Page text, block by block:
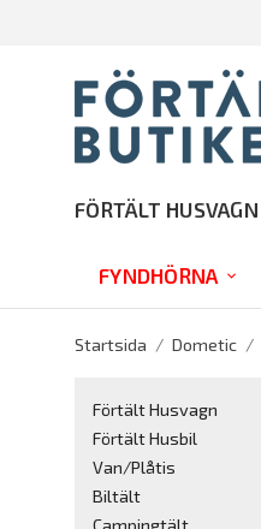
FÖRTÄLT HUSVAGN
FYNDHÖRNA
Startsida / Dometic /
Förtält Husvagn
Förtält Husbil
Van/Plåtis
Biltält
Campingtält